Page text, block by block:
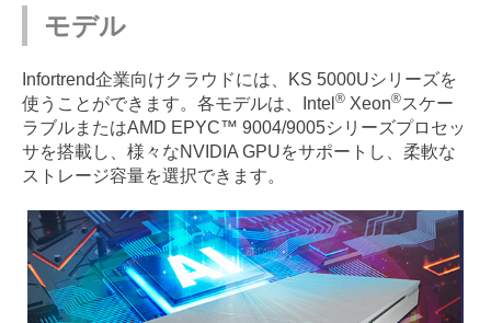
モデル
Infortrend企業向けクラウドには、KS 5000Uシリーズを
使うことができます。各モデルは、Intel ® Xeon®スケー
ラブルまたはAMD EPYC™ 9004/9005シリーズプロセッ
サを搭載し、様々なNVIDIA GPUをサポートし、柔軟な
ストレージ容量を選択できます。